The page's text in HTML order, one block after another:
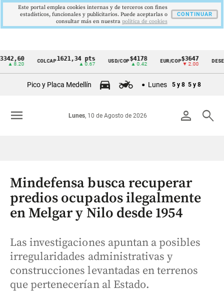
Cintillo
Colombia
COLCAP1621,34 pts USD/COP$4178
▲ 0.42
EUR/COP$3647
▼ 2.00
DESEMPLEO
Pico y Placa Medellín Lunes 5 y 8 5 y 8
person search
Lunes, 10 de Agosto de 2026
menu
Mindefensa busca recuperar
predios ocupados ilegalmente
en Melgar y Nilo desde 1954
Las investigaciones apuntan a posibles
irregularidades administrativas y
construcciones levantadas en terrenos
que pertenecerían al Estado.
Este portal emplea cookies internas y de terceros con fines
estadísticos, funcionales y publicitarios. Puede aceptarlas o
consultar más en nuestra politica de cookies
CONTINUAR